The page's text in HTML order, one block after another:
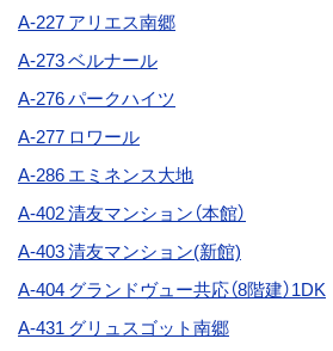
A-227 アリエス南郷
A-273ベルナール
A-276パークハイツ
A-277 ロワール
A-286 エミネンス大地
A-402 清友マンション（本館）
A-403清友マンション(新館)
A-404 グランドヴュー共応（8階建）1DK
A-431 グリュスゴット南郷